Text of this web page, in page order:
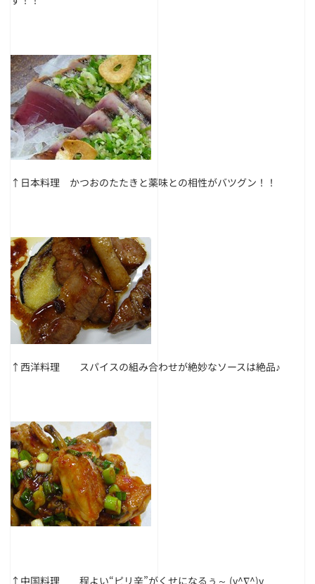
↑日本料理 かつおのたたきと薬味との相性がバツグン！！
↑西洋料理 スパイスの組み合わせが絶妙なソースは絶品♪
↑中国料理 程よい“ピリ辛”がくせになるぅ～ (v^∇^)v